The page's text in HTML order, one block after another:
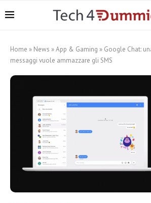
Home » News »App & Gaming » Google Chat:
messaggi vuole ammazzare gli SMS